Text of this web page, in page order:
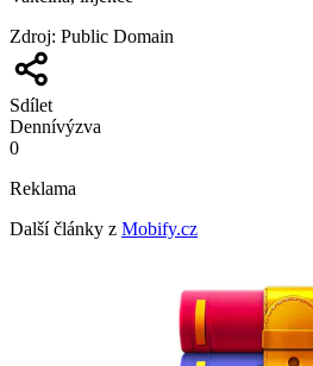
Zdroj: Public Domain
Sdílet
Dennívýzva
0
Reklama
Další články z Mobify.cz